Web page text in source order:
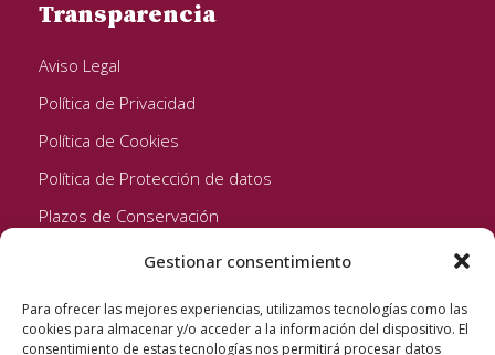
Gestionar consentimiento
Para ofrecer las mejores experiencias, utilizamos tecnologías como las
cookies para almacenar y/o acceder a la información del dispositivo. El
consentimiento de estas tecnologías nos permitirá procesar datos
Transparencia
Aviso Legal
Política de Privacidad
Política de Cookies
Política de Protección de datos
Plazos de Conservación
Seguinos!